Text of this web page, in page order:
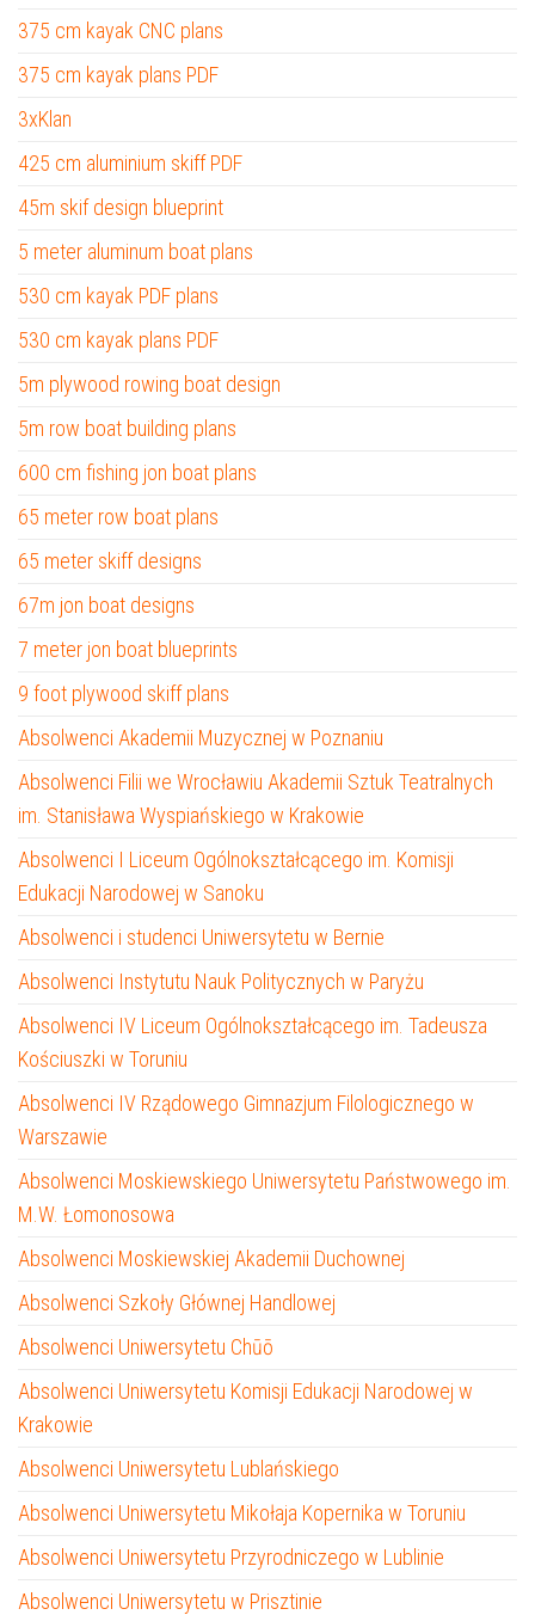
375 cm kayak CNC plans
375 cm kayak plans PDF
3xKlan
425 cm aluminium skiff PDF
45m skif design blueprint
5 meter aluminum boat plans
530 cm kayak PDF plans
530 cm kayak plans PDF
5m plywood rowing boat design
5m row boat building plans
600 cm fishing jon boat plans
65 meter row boat plans
65 meter skiff designs
67m jon boat designs
7 meter jon boat blueprints
9 foot plywood skiff plans
Absolwenci Akademii Muzycznej w Poznaniu
Absolwenci Filii we Wrocławiu Akademii Sztuk Teatralnych
im. Stanisława Wyspiańskiego w Krakowie
Absolwenci I Liceum Ogólnokształcącego im. Komisji
Edukacji Narodowej w Sanoku
Absolwenci i studenci Uniwersytetu w Bernie
Absolwenci Instytutu Nauk Politycznych w Paryżu
Absolwenci IV Liceum Ogólnokształcącego im. Tadeusza
Kościuszki w Toruniu
Absolwenci IV Rządowego Gimnazjum Filologicznego w
Warszawie
Absolwenci Moskiewskiego Uniwersytetu Państwowego im.
M.W. Łomonosowa
Absolwenci Moskiewskiej Akademii Duchownej
Absolwenci Szkoły Głównej Handlowej
Absolwenci Uniwersytetu Chūō
Absolwenci Uniwersytetu Komisji Edukacji Narodowej w
Krakowie
Absolwenci Uniwersytetu Lublańskiego
Absolwenci Uniwersytetu Mikołaja Kopernika w Toruniu
Absolwenci Uniwersytetu Przyrodniczego w Lublinie
Absolwenci Uniwersytetu w Prisztinie